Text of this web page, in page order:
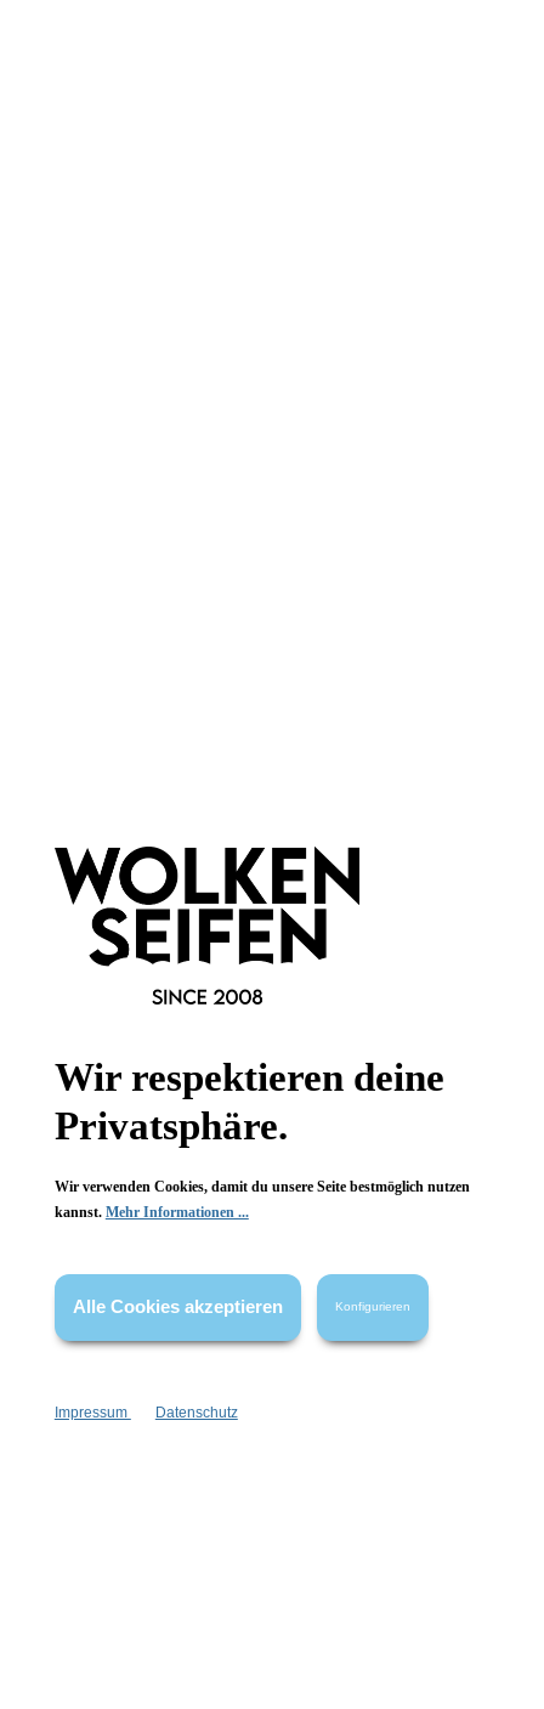
Informationen
Gesetzliche Informationen
Wissenswertes
Vertrag widerrufen
wenn nicht anders angegeben.
Wir respektieren deine
Privatsphäre.
Wir verwenden Cookies, damit du unsere Seite bestmöglich nutzen
kannst. Mehr Informationen ...
Alle Cookies akzeptieren Konfigurieren
Impressum Datenschutz